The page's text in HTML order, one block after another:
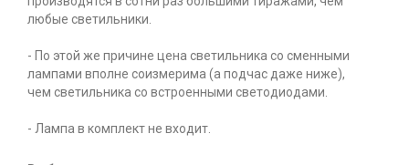
любые светильники.
- По этой же причине цена светильника со сменными
лампами вполне соизмерима (а подчас даже ниже),
чем светильника со встроенными светодиодами.
- Лампа в комплект не входит.